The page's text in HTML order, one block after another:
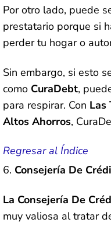
Por otro lado, puede
prestatario porque si
perder tu hogar o
Sin embargo, si esto
como CuraDebt,
para respirar. Con Las
Altos Ahorros,
Regresar al Índice
Consejería De
La Consejería De
muy valiosa al tratar